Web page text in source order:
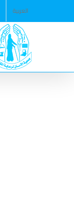
to
العربية